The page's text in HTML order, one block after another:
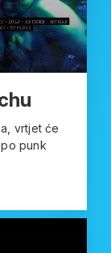
vrtjet će
punk